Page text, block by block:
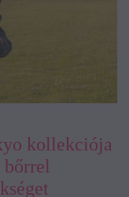
kollekciója
bőrrel